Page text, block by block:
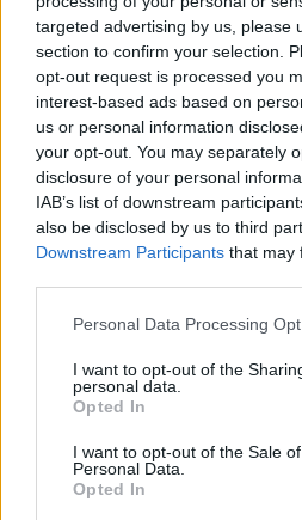
targeted advertising by us, please
section to confirm your selection.
opt-out request is processed you
interest-based ads based on
us or personal information
your opt-out. You may separately
disclosure of your personal
IAB’s list of downstream
also be disclosed by us to third
Downstream Participants that may
Please note that this website/app
not limited to your visit or usage
grant or deny consent to Google
use your data for below specified
consent section.
Personal Data Processing
I want to opt-out of the
personal data.
Opted In
I want to opt-out of the Sale
Personal Data.
Opted In
1 éves műszaki vizsga:
2026.08.07.